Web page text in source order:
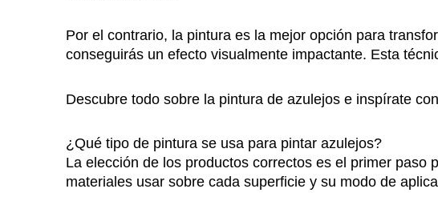
Por el contrario, la pintura es la mejor opción para
conseguirás un efecto visualmente impactante. Esta
Descubre todo sobre la pintura de azulejos e inspírate
¿Qué tipo de pintura se usa para pintar azulejos?
La elección de los productos correctos es el primer
materiales usar sobre cada superficie y su modo de